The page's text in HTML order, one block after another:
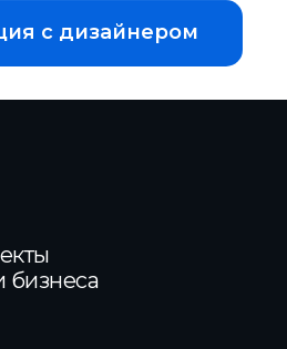
с дизайнером